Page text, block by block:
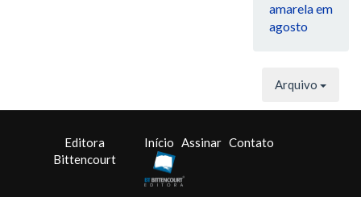
amarela em
agosto
Arquivo
Editora
Bittencourt
Início Assinar Contato